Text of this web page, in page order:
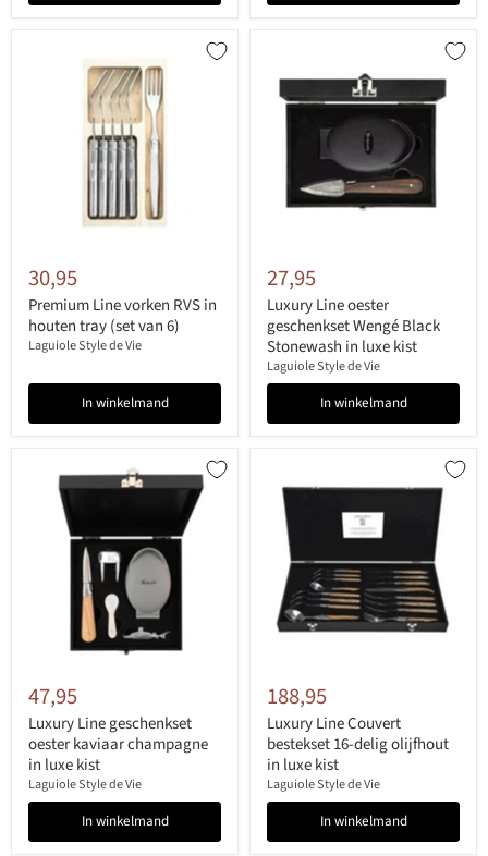
30,95
Premium Line vorken RVS in
houten tray (set van 6)
Laguiole Style de Vie
In winkelmand
27,95
Luxury Line oester
geschenkset Wengé Black
Stonewash in luxe kist
Laguiole Style de Vie
In winkelmand
47,95
Luxury Line geschenkset
oester kaviaar champagne
in luxe kist
Laguiole Style de Vie
In winkelmand
188,95
Luxury Line Couvert
bestekset 16-delig olijfhout
in luxe kist
Laguiole Style de Vie
In winkelmand